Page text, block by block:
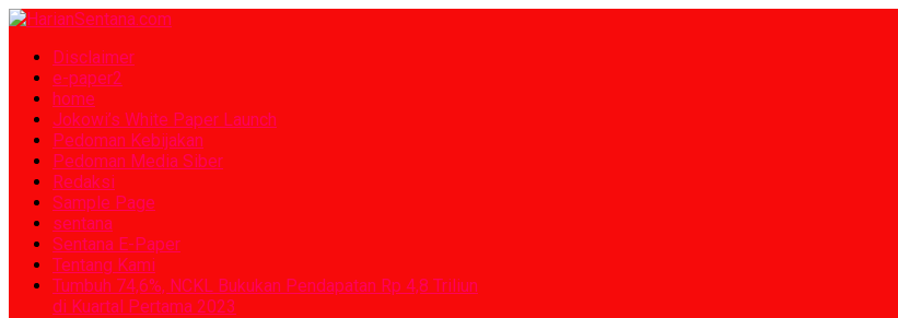
Disclaimer
e-paper2
home
Jokowi’s White Paper Launch
Pedoman Kebijakan
Pedoman Media Siber
Redaksi
Sample Page
sentana
Sentana E-Paper
Tentang Kami
Tumbuh 74,6%, NCKL Bukukan Pendapatan Rp 4,8 Triliun
di Kuartal Pertama 2023